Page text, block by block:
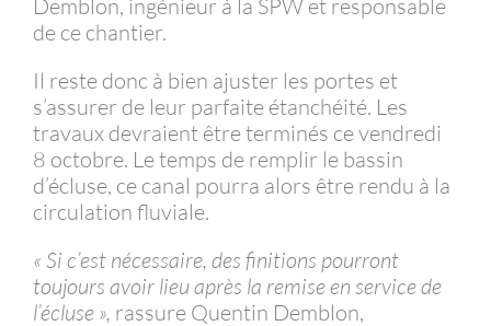
Demblon, ingénieur à la SPW et responsable
de ce chantier.
Il reste donc à bien ajuster les portes et
s’assurer de leur parfaite étanchéité. Les
travaux devraient être terminés ce vendredi
8 octobre. Le temps de remplir le bassin
d’écluse, ce canal pourra alors être rendu à la
circulation fluviale.
« Si c’est nécessaire, des finitions pourront
toujours avoir lieu après la remise en service de
l’écluse », rassure Quentin Demblon,